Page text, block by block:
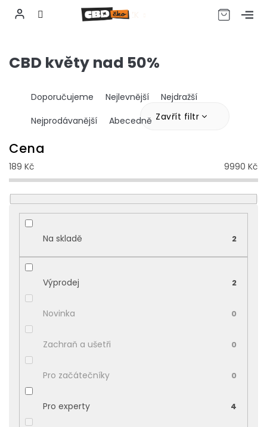
obsah
CZK
CBD květy nad 50%
Ř
a
n
í
p
r
o
d
u
ů
Doporučujeme Nejlevnější
Nejdražší
Nejprodávanější
Abecedně Zavřít filtr
Cena
189 Kč 9990 Kč
Na skladě 2
Výprodej 2
Novinka 0
Zachraň a ušetři 0
Pro začátečníky 0
Pro experty 4